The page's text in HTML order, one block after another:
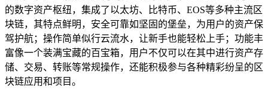
的数字资产枢纽，集成了以太坊、比特币、EOS等多种主流区
块链，其特点鲜明，安全可靠如坚固的堡垒，为用户的资产保
驾护航；操作简单似行云流水，让新手也能轻松上手；功能丰
富像一个装满宝藏的百宝箱，用户不仅可以在其中进行资产存
储、交易、转账等常规操作，还能积极参与各种精彩纷呈的区
块链应用和项目。